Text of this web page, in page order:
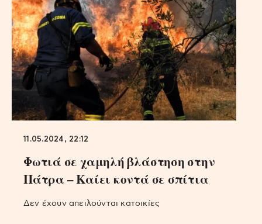
11.05.2024, 22:12
Φωτιά σε χαμηλή βλάστηση στην
Πάτρα – Καίει κοντά σε σπίτια
Δεν έχουν απειλούνται κατοικίες